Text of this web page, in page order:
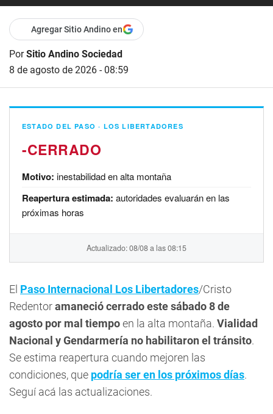
Agregar Sitio Andino en
PorSitio Andino Sociedad
8 de agosto de 2026 - 08:59
ESTADO DEL PASO · LOS LIBERTADORES
-
Motivo: inestabilidad en alta montaña
Reapertura estimada: autoridades evaluarán en las
próximas horas
Actualizado: 08/08 a las 08:15
El Paso Internacional Los Libertadores/Cristo
Redentoramaneció cerrado este sábado 8 de
agosto por mal tiempoen la alta montaña. Vialidad
Nacional y Gendarmería no habilitaron el tránsito.
Se estima reapertura cuando mejoren las
condiciones, que podría ser en los próximos días.
Seguí acá las actualizaciones.